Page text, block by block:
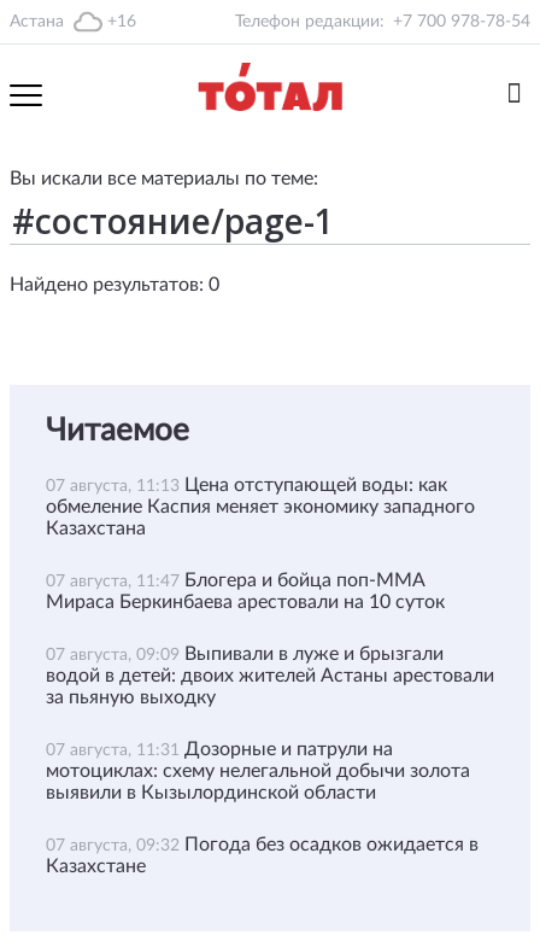
Астана +16 Телефон редакции: +7 700 978-78-54
Вы искали все материалы по теме:
Найдено результатов: 0
Читаемое
07 августа, 11:13 Цена отступающей воды: как
обмеление Каспия меняет экономику западного
Казахстана
07 августа, 11:47 Блогера и бойца поп-ММА
Мираса Беркинбаева арестовали на 10 суток
07 августа, 09:09 Выпивали в луже и брызгали
водой в детей: двоих жителей Астаны арестовали
за пьяную выходку
07 августа, 11:31 Дозорные и патрули на
мотоциклах: схему нелегальной добычи золота
выявили в Кызылординской области
07 августа, 09:32 Погода без осадков ожидается в
Казахстане